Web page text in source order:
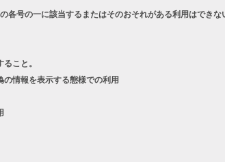
号の一に該当するまたはそのおそれがある利用はできな
こと。
情報を表示する態様での利用